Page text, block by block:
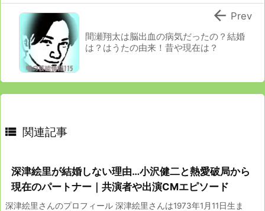
間瀬翔太は脳出血の病気だったの？結婚
は？はうたの由来！昔や現在は？
 Prev
 関連記事
深津絵里が結婚しない理由…小沢健二と熱愛破局から
現在のパートナー｜共演者や出演CMエピソード
深津絵里さんのプロフィール 深津絵里さんは1973年1月11日生ま